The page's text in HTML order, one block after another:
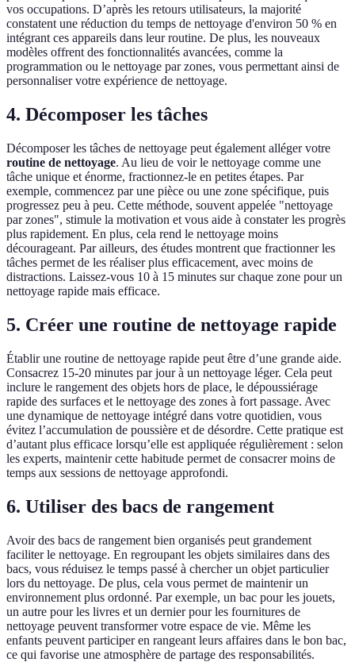
vos occupations. D’après les retours utilisateurs, la majorité
constatent une réduction du temps de nettoyage d'environ 50 % en
intégrant ces appareils dans leur routine. De plus, les nouveaux
modèles offrent des fonctionnalités avancées, comme la
programmation ou le nettoyage par zones, vous permettant ainsi de
personnaliser votre expérience de nettoyage.
4. Décomposer les tâches
Décomposer les tâches de nettoyage peut également alléger votre
routine de nettoyage. Au lieu de voir le nettoyage comme une
tâche unique et énorme, fractionnez-le en petites étapes. Par
exemple, commencez par une pièce ou une zone spécifique, puis
progressez peu à peu. Cette méthode, souvent appelée "nettoyage
par zones", stimule la motivation et vous aide à constater les progrès
plus rapidement. En plus, cela rend le nettoyage moins
décourageant. Par ailleurs, des études montrent que fractionner les
tâches permet de les réaliser plus efficacement, avec moins de
distractions. Laissez-vous 10 à 15 minutes sur chaque zone pour un
nettoyage rapide mais efficace.
5. Créer une routine de nettoyage rapide
Établir une routine de nettoyage rapide peut être d’une grande aide.
Consacrez 15-20 minutes par jour à un nettoyage léger. Cela peut
inclure le rangement des objets hors de place, le dépoussiérage
rapide des surfaces et le nettoyage des zones à fort passage. Avec
une dynamique de nettoyage intégré dans votre quotidien, vous
évitez l’accumulation de poussière et de désordre. Cette pratique est
d’autant plus efficace lorsqu’elle est appliquée régulièrement : selon
les experts, maintenir cette habitude permet de consacrer moins de
temps aux sessions de nettoyage approfondi.
6. Utiliser des bacs de rangement
Avoir des bacs de rangement bien organisés peut grandement
faciliter le nettoyage. En regroupant les objets similaires dans des
bacs, vous réduisez le temps passé à chercher un objet particulier
lors du nettoyage. De plus, cela vous permet de maintenir un
environnement plus ordonné. Par exemple, un bac pour les jouets,
un autre pour les livres et un dernier pour les fournitures de
nettoyage peuvent transformer votre espace de vie. Même les
enfants peuvent participer en rangeant leurs affaires dans le bon bac,
ce qui favorise une atmosphère de partage des responsabilités.